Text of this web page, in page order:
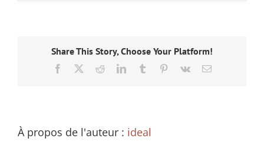
Share This Story, Choose Your Platform!
Facebook RedditLinkedInTumblr Pinterest
Vk Email
À propos de l'auteur : ideal